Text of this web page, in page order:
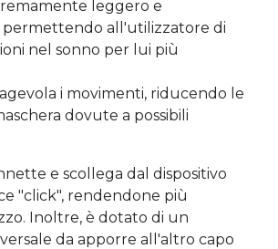
leggero e
permettendo all'utilizzatore di
nel sonno per lui più
i movimenti, riducendo le
dovute a possibili
e scollega dal dispositivo
"click", rendendone più
Inoltre, è dotato di un
da apporre all'altro capo